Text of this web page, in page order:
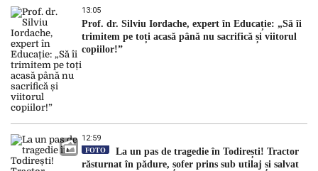
13:05
Prof. dr. Silviu Iordache, expert în Educație: „Să îi
trimitem pe toți acasă până nu sacrifică și viitorul
copiilor!”
12:59
FOTO
La un pas de tragedie în Todirești! Tractor
răsturnat în pădure, șofer prins sub utilaj și salvat